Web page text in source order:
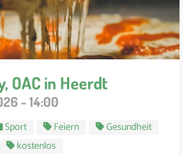
OAC in Heerdt
- 14:00
Sport Feiern
Gesundheit
kostenlos